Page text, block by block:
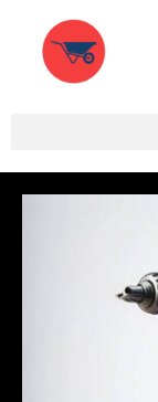
contenuto